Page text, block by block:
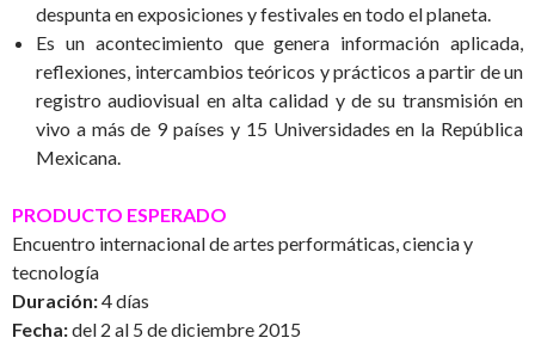
despunta en exposiciones y festivales en todo el planeta.
Es un acontecimiento que genera información aplicada,
reflexiones, intercambios teóricos y prácticos a partir de un
registro audiovisual en alta calidad y de su transmisión en
vivo a más de 9 países y 15 Universidades en la República
Mexicana.
PRODUCTO ESPERADO
Encuentro internacional de artes performáticas, ciencia y
tecnología
Duración:4 días
Fecha:del 2 al 5 de diciembre 2015